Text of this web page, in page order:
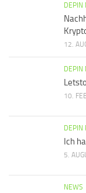
DEPIN
12.
DEPIN
10.
DEPIN
Ich
5.
NEWS